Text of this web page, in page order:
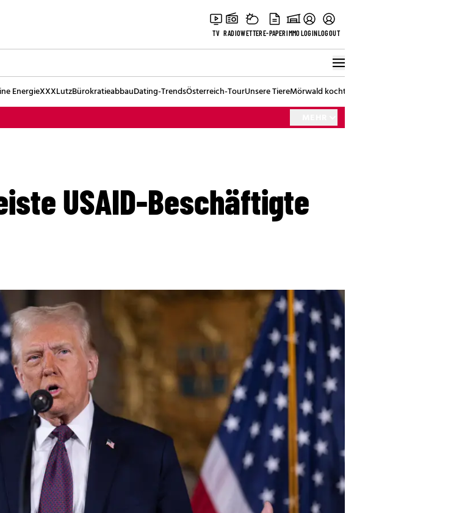
TV RADIOWETTERE-PAPERIMMOLOGINLOGOUT
EnergieXXXLutzBürokratieabbauDating-TrendsÖsterreich-TourUnsere TiereMörwald kocht
USAID-Beschäftigte